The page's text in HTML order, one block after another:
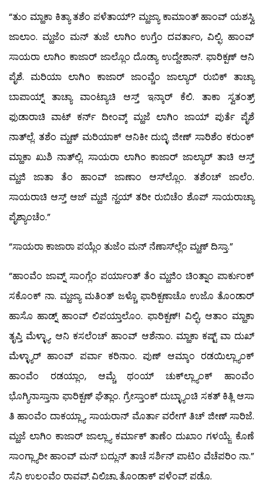
“ತುಂ ಮ್ಹಾಕಾ ಕಿತ್ಯಾ ತಶೆಂ ಪಳೆತಾಯ್? ಮ್ಹಜ್ಯಾ ಕಾಮಾಂತ್ ಹಾಂವ್ ಯಶಸ್ವಿ
ಜಾಲಾಂ. ಮ್ಹಜೆಂ ಮನ್ ತುಜೆ ಲಾಗಿಂ ಉಗ್ತೆಂ ದವರ್ತಾಂ, ವಿಲ್ಫಿ. ಹಾಂವ್
ಸಾಯರಾ ಲಾಗಿಂ ಕಾಜಾರ್ ಜಾಲ್ಲೊಂ ದೊಡ್ಯಾ ಉದ್ದೇಶಾನ್. ಫಾರಿಕ್ಪಣ್ ಆನಿ
ಪೈಶೆ. ಮರಿಯಾ ಲಾಗಿಂ ಕಾಜಾರ್ ಜಾಂವ್ಚೆಂ ಜಾಲ್ಯಾರ್ ರುಬಿಕ್ ತಾಚ್ಯಾ
ಬಾಪಾಯ್ನ್ ತಾಚ್ಯಾ ವಾಂಟ್ಯಾಚಿ ಆಸ್ತ್ ಇನ್ಕಾರ್ ಕೆಲಿ. ತಾಕಾ ಸ್ವತಂತ್ರ್
ಫುಡಾರಾಚಿ ವಾಟ್ ಕರ್ನ್ ದೀಂವ್ಕ್ ಮ್ಹಜೆ ಲಾಗಿಂ ಜಾಯ್ ಪುರ್ತೆ ಪೈಶೆ
ನಾತ್‍ಲ್ಲೆ. ತಶೆಂ ಮ್ಹಣ್ ಮರಿಯಾಕ್ ಆನಿಕೀ ದುಬ್ಳಿ ಜೀಣ್ ಸಾರಿಶೆಂ ಕರುಂಕ್
ಮ್ಹಾಕಾ ಖುಶಿ ನಾತ್‍ಲ್ಲಿ. ಸಾಯರಾ ಲಾಗಿಂ ಕಾಜಾರ್ ಜಾಲ್ಯಾರ್ ತಾಚಿ ಆಸ್ತ್
ಮ್ಹಜಿ ಜಾತಾ ತೆಂ ಹಾಂವ್ ಜಾಣಾಂ ಆಸ್‍ಲ್ಲೊಂ. ತಶೆಂಚ್ ಜಾಲೆಂ.
ಸಾಯರಾಚಿ ಆಸ್ತ್ ಆಜ್ ಮ್ಹಜಿ ನ್ಹಯ್ ತರೀ ರುಬಿಚೆಂ ಶೊಪ್ ಸಾಯರಾಚ್ಯಾ
ಪೈಶ್ಯಾಂಚೆಂ.”
“ಸಾಯರಾ ಕಾಜಾರಾ ಪಯ್ಲೆಂ ತುಜೆಂ ಮನ್ ನೆಣಾಸ್‍ಲ್ಲೆಂ ಮ್ಹಣ್ ದಿಸ್ತಾ.”
“ಹಾಂವೆಂ ಜಾವ್ನ್ ಸಾಂಗ್ಲೆಂ ಪರ್ಯಾಂತ್ ತೆಂ ಮ್ಹಜಿಂ ಚಿಂತ್ನಾಂ ಪಾರ್ಕುಂಕ್
ಸಕೊಂಕ್ ನಾ. ಮ್ಹಜ್ಯಾ ಮತಿಂತ್ ಜಳ್ಚೊ ಫಾರಿಕ್ಪಣಾಚೊ ಉಜೊ ತೊಂಡಾರ್
ಹಾಸೊ ಹಾಡ್ನ್ ಹಾಂವ್ ಲಿಪಯ್ತಾಲೊಂ. ಫಾರಿಕ್ಪಣ್! ವಿಲ್ಫಿ, ಆತಾಂ ಮ್ಹಾಕಾ
ತೃಪ್ತಿ ಮೆಳ್ಳ್ಯಾ. ಆನಿ ಕಸಲೆಂಚ್ ಹಾಂವ್ ಆಶೆನಾಂ. ಮ್ಹಾಕಾ ಕಷ್ಟ್ ವಾ ದುಖ್
ಮೆಳ್ಳ್ಯಾರ್ ಹಾಂವ್ ಪರ್ವಾ ಕರಿನಾಂ. ಪುಣ್ ಆಮ್ಕಾಂ ರಡಯಿಲ್ಲ್ಯಾಂಕ್
ಹಾಂವೆಂ ರಡಯ್ಲಾಂ, ಆಮ್ಚೆ ಥಂಯ್ ಚುಕ್‍ಲ್ಲ್ಯಾಂಕ್ ಹಾಂವೆಂ
ಭೊಗ್ಶಿನಾಸ್ತಾನಾ ಫಾರಿಕ್ಪಣ್ ಘೆತ್ಲಾಂ. ಗ್ರೇಸ್ತಾಂಕ್ ದುಬ್ಳ್ಯಾಂಚಿ ಸಕತ್ ಕಿತ್ಲಿ ಆಸಾ
ತಿ ಹಾಂವೆಂ ದಾಕಯ್ಲ್ಯಾ. ಸಾಯರಾನ್ ಮೊರ್ತಾ ವರೇಗ್ ತಿಚ್ ಜೀಣ್ ಸಾರಿಜೆ.
ಮ್ಹಜೆ ಲಾಗಿಂ ಕಾಜಾರ್ ಜಾಲ್ಲ್ಯಾ ಕರ್ಮಾಕ್ ತಾಣೆಂ ದುಖಾಂ ಗಳಯ್ಜೆ. ಕೊಣೆ
ಸಾಂಗ್ಲ್ಯಾರೀ ಹಾಂವ್ ಮನ್ ಬದ್ಲುನ್ ತಾಚೆ ಸರ್ಶಿನ್ ಪಾಟಿಂ ವೆಚೆಪರಿಂ ನಾ.”
ಸ್ಟೆನಿ ಉಲಂವ್ಚೆಂ ರಾವವ್ನ್ ವಿಲ್ಫಿಚ್ಯಾ ತೊಂಡಾಕ್ ಪಳೆಂವ್ಕ್ ಪಡ್ಲೊ.